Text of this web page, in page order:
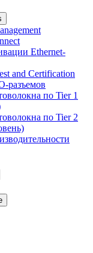
Ethernet-
and Certification
разъемов
по Tier 1
по Tier 2